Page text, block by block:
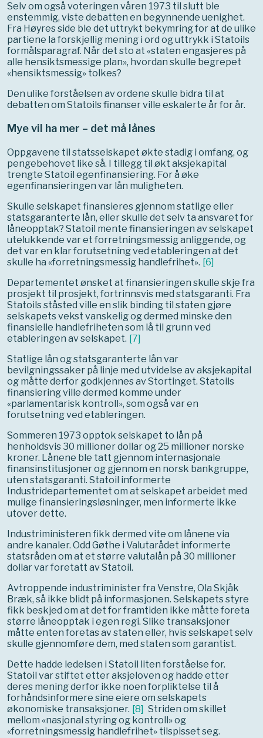
Selv om også voteringen våren 1973 til slutt ble
enstemmig, viste debatten en begynnende uenighet.
Fra Høyres side ble det uttrykt bekymring for at de ulike
partiene la forskjellig mening i ord og uttrykk i Statoils
formålsparagraf. Når det sto at «staten engasjeres på
alle hensiktsmessige plan», hvordan skulle begrepet
«hensiktsmessig» tolkes?
Den ulike forståelsen av ordene skulle bidra til at
debatten om Statoils finanser ville eskalerte år for år.
Mye vil ha mer – det må lånes
Oppgavene til statsselskapet økte stadig i omfang, og
pengebehovet like så. I tillegg til økt aksjekapital
trengte Statoil egenfinansiering. For å øke
egenfinansieringen var lån muligheten.
Skulle selskapet finansieres gjennom statlige eller
statsgaranterte lån, eller skulle det selv ta ansvaret for
låneopptak? Statoil mente finansieringen av selskapet
utelukkende var et forretningsmessig anliggende, og
det var en klar forutsetning ved etableringen at det
skulle ha «forretningsmessig handlefrihet». [6]
Departementet ønsket at finansieringen skulle skje fra
prosjekt til prosjekt, fortrinnsvis med statsgaranti. Fra
Statoils ståsted ville en slik binding til staten gjøre
selskapets vekst vanskelig og dermed minske den
finansielle handlefriheten som lå til grunn ved
etableringen av selskapet. [7]
Statlige lån og statsgaranterte lån var
bevilgningssaker på linje med utvidelse av aksjekapital
og måtte derfor godkjennes av Stortinget. Statoils
finansiering ville dermed komme under
«parlamentarisk kontroll», som også var en
forutsetning ved etableringen.
Sommeren 1973 opptok selskapet to lån på
henholdsvis 30 millioner dollar og 25 millioner norske
kroner. Lånene ble tatt gjennom internasjonale
finansinstitusjoner og gjennom en norsk bankgruppe,
uten statsgaranti. Statoil informerte
Industridepartementet om at selskapet arbeidet med
mulige finansieringsløsninger, men informerte ikke
utover dette.
Industriministeren fikk dermed vite om lånene via
andre kanaler. Odd Gøthe i Valutarådet informerte
statsråden om at et større valutalån på 30 millioner
dollar var foretatt av Statoil.
Avtroppende industriminister fra Venstre, Ola Skjåk
Bræk, så ikke blidt på informasjonen. Selskapets styre
fikk beskjed om at det for framtiden ikke måtte foreta
større låneopptak i egen regi. Slike transaksjoner
måtte enten foretas av staten eller, hvis selskapet selv
skulle gjennomføre dem, med staten som garantist.
Dette hadde ledelsen i Statoil liten forståelse for.
Statoil var stiftet etter aksjeloven og hadde etter
deres mening derfor ikke noen forpliktelse til å
forhåndsinformere sine eiere om selskapets
økonomiske transaksjoner. [8] Striden om skillet
mellom «nasjonal styring og kontroll» og
«forretningsmessig handlefrihet» tilspisset seg.